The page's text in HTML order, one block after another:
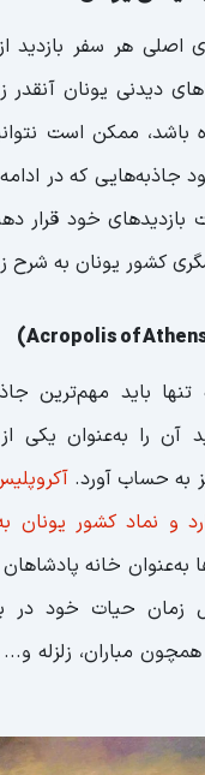
هر سفر بازدید
دیدنی یونان آنقدر
باشد، ممکن است
جاذبه‌هایی که در
بازدیدهای خود قرار
کشور یونان به شرح
تنها باید مهم‌ترین
آن را به‌عنوان یکی
به حساب آورد.
و نماد کشور
به‌عنوان خانه
زمان حیات خود در
مباران، زلزله